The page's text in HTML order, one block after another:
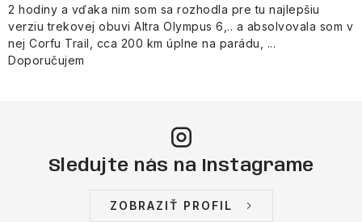
2 hodiny a vďaka nim som sa rozhodla pre tu najlepšiu
verziu trekovej obuvi Altra Olympus 6,.. a absolvovala som v
nej Corfu Trail, cca 200 km úplne na parádu, ...
Doporučujem
Sledujte nás na Instagrame
ZOBRAZIŤ PROFIL